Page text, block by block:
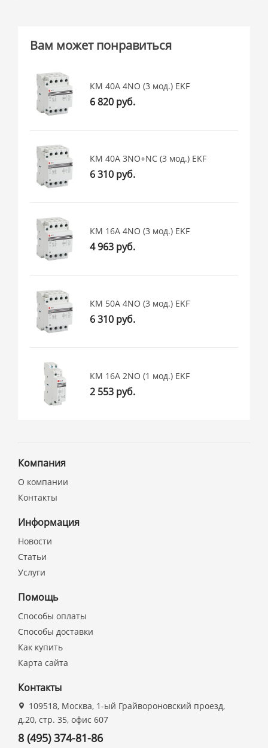
Вам может понравиться
КМ 40А 4NО (3 мод.) EKF
6 820 руб.
КМ 40А 3NО+NC (3 мод.) EKF
6 310 руб.
КМ 16А 4NО (3 мод.) EKF
4 963 руб.
КМ 50А 4NО (3 мод.) EKF
6 310 руб.
КМ 16А 2NО (1 мод.) EKF
2 553 руб.
Компания
О компании
Контакты
Информация
Новости
Статьи
Услуги
Помощь
Способы оплаты
Способы доставки
Как купить
Карта сайта
Контакты
109518, Москва, 1-ый Грайвороновский проезд,
д.20, стр. 35, офис 607
8 (495) 374-81-86